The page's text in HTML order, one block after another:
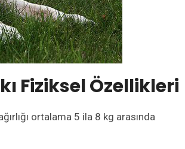
Fiziksel Özellikleri
ortalama 5 ila 8 kg arasında